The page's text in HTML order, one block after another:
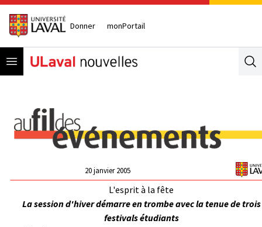
Donner monPortail
Open menu
20 janvier 2005
L'esprit à la fête
La session d'hiver démarre en trombe avec la tenue de trois
festivals étudiants